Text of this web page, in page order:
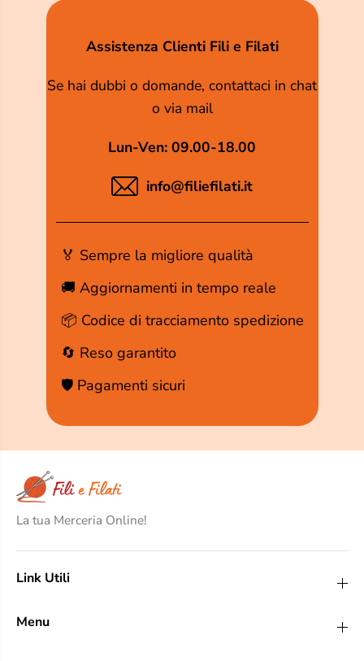
Assistenza Clienti Fili e Filati
Se hai dubbi o domande, contattaci in chat
o via mail
Lun-Ven: 09.00-18.00
info@filiefilati.it
🏅 Sempre la migliore qualità
🚚 Aggiornamenti in tempo reale
📦 Codice di tracciamento spedizione
🔄 Reso garantito
🛡️ Pagamenti sicuri
La tua Merceria Online!
Link Utili
Menu